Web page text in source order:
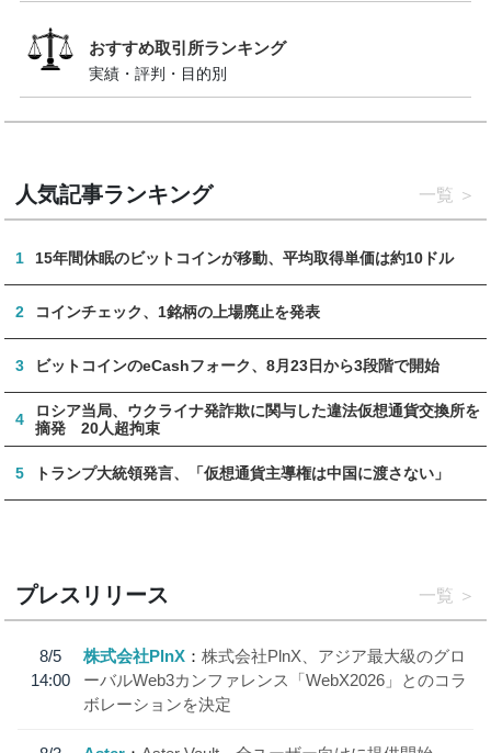
おすすめ取引所ランキング
実績・評判・目的別
人気記事ランキング 一覧
1 15年間休眠のビットコインが移動、平均取得単価は約10ドル
2 コインチェック、1銘柄の上場廃止を発表
3 ビットコインのeCashフォーク、8月23日から3段階で開始
4
ロシア当局、ウクライナ発詐欺に関与した違法仮想通貨交換所を
摘発 20人超拘束
5 トランプ大統領発言、「仮想通貨主導権は中国に渡さない」
プレスリリース 一覧
8/5
14:00
株式会社PlnX
株式会社PlnX、アジア最大級のグロ
ーバルWeb3カンファレンス「WebX2026」とのコラ
ボレーションを決定